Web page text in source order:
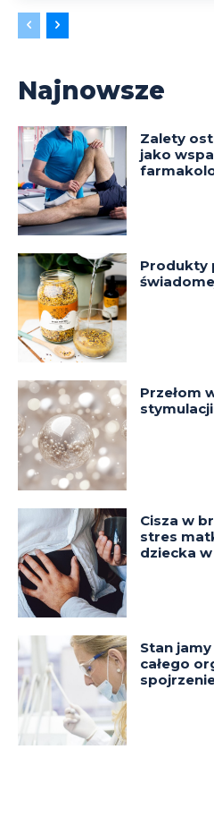
Najnowsze
Zalety
jako
Produkty
Przełom
Cisza w
stres
dziecka w
Stan
całego